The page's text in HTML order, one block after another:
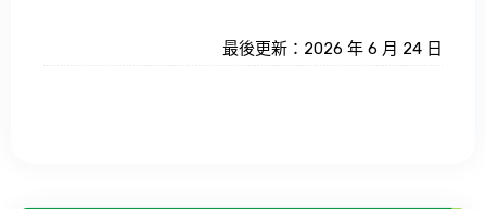
最後更新：2026 年 6 月 24 日